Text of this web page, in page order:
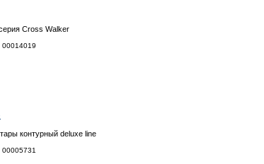
Cross Walker
00014019
контурный deluxe line
00005731